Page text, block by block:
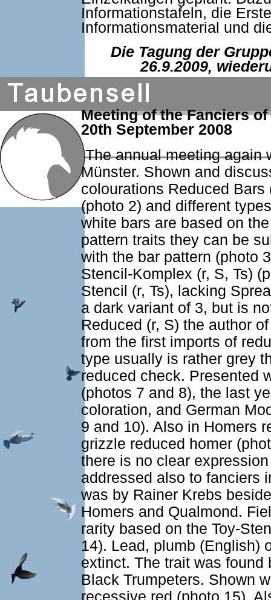
Informationstafeln, die
Informationsmaterial und
Die Tagung der
26.9.2009,
Meeting of the Fanciers
20th September 2008
The annual meeting again
Münster. Shown and
colourations Reduced
(photo 2) and different
white bars are based on
pattern traits they can be
with the bar pattern (photo
Stencil-Komplex (r, S, Ts)
Stencil (r, Ts), lacking
a dark variant of 3, but is
Reduced (r, S) the author
from the first imports of
type usually is rather grey
reduced check. Presented
(photos 7 and 8), the last
coloration, and German
9 and 10). Also in Homers
grizzle reduced homer
there is no clear
addressed also to fanciers
was by Rainer Krebs
Homers and Qualmond.
rarity based on the Toy-
14). Lead, plumb (English)
extinct. The trait was
Black Trumpeters. Shown
recessive red (photo 15).